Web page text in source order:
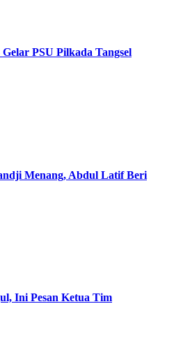
PSU Pilkada Tangsel
Menang, Abdul Latif Beri
Ini Pesan Ketua Tim